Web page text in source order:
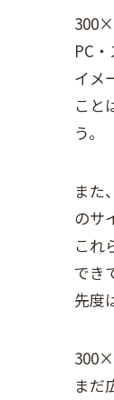
PC
イメ
こと
う。
また
のサ
これ
でき
先度
まだ